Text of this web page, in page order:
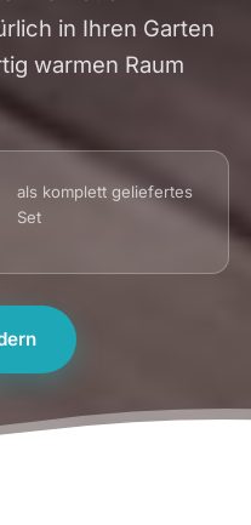
in Ihren Garten
warmen Raum
als komplett geliefertes
Set